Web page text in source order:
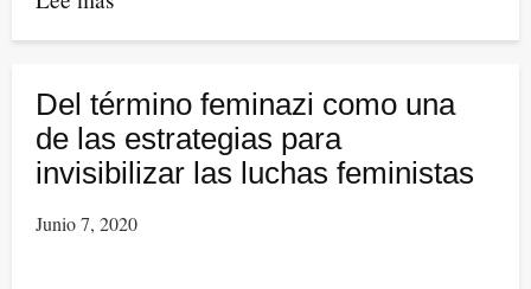
Porque
muerte
tiene
muchas
y
Del término feminazi como una
de las estrategias para
invisibilizar las luchas feministas
Junio 7, 2020